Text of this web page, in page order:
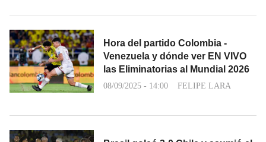
Hora del partido Colombia -
Venezuela y dónde ver EN VIVO
las Eliminatorias al Mundial 2026
08/09/2025 - 14:00 FELIPE LARA